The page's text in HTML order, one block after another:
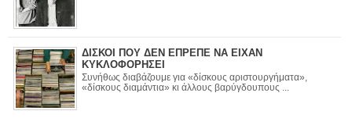
ΔΙΣΚΟΙ ΠΟΥ ΔΕΝ ΕΠΡΕΠΕ ΝΑ ΕΙΧΑΝ
ΚΥΚΛΟΦΟΡΗΣΕΙ
Συνήθως διαβάζουμε για «δίσκους αριστουργήματα»,
«δίσκους διαμάντια» κι άλλους βαρύγδουπους ...